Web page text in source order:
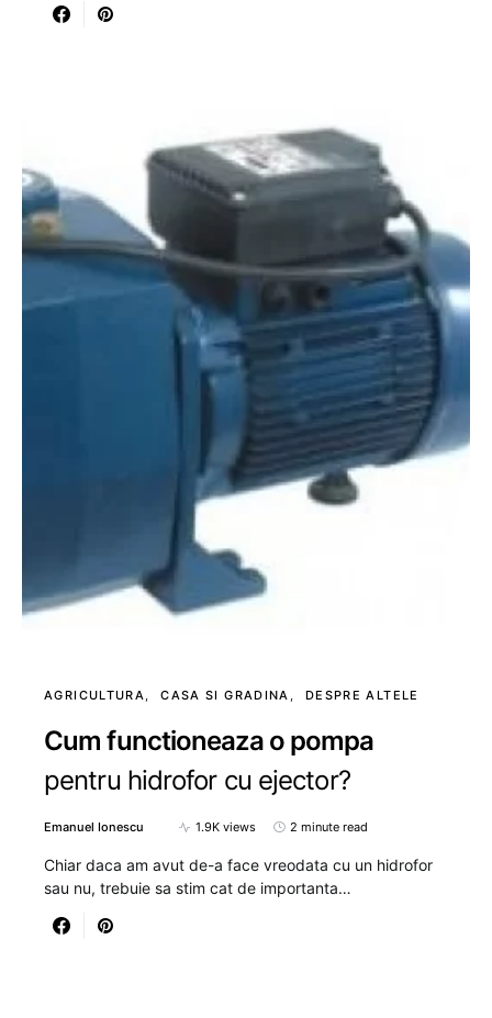
AGRICULTURA CASA SI GRADINA DESPRE ALTELE
Cum functioneaza o pompa
pentru hidrofor cu ejector?
Emanuel Ionescu 1.9K views 2 minute read
Chiar daca am avut de-a face vreodata cu un hidrofor
sau nu, trebuie sa stim cat de importanta…